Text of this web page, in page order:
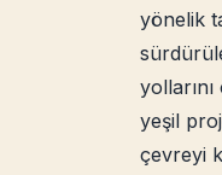
yönelik
yeşil
çevreyi